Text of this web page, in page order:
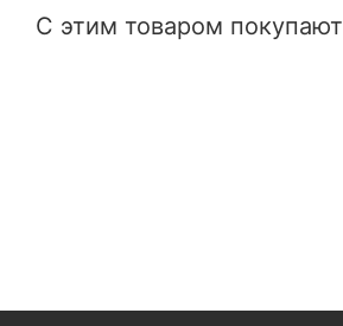
С этим товаром покупают